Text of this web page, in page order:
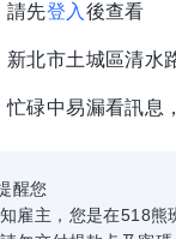
請先登入 後查看
新北市土城區清水
忙碌中易漏看訊息
醒您
雇主，您是在518熊